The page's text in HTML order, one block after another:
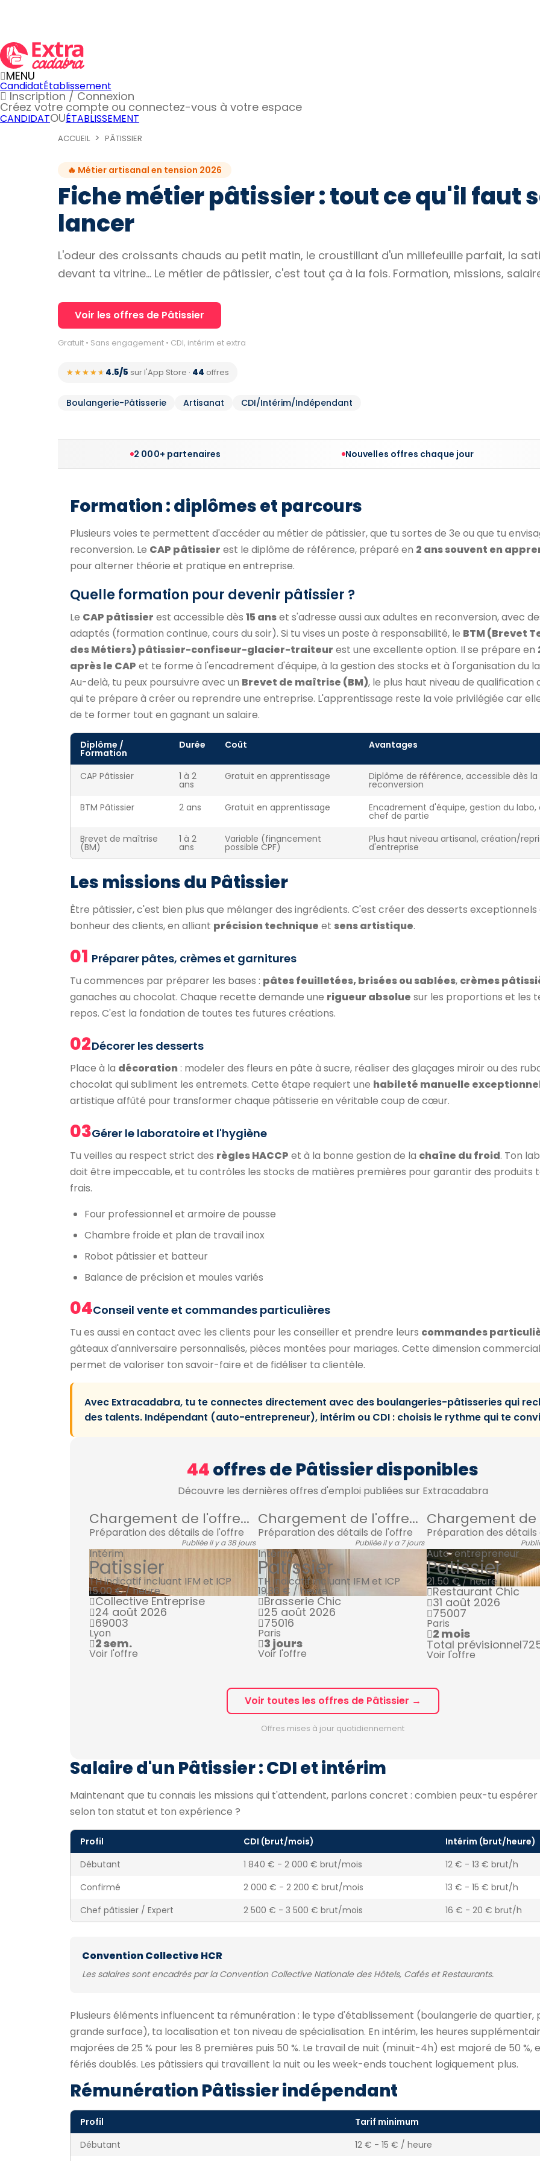
MENU
CandidatÉtablissement
Inscription / Connexion
Créez votre compte ou connectez-vous à votre espace
CANDIDATOUÉTABLISSEMENT
ACCUEIL PÂTISSIER
🔥 Métier artisanal en tension 2026
Fiche métier pâtissier : tout ce qu'il faut
lancer
L'odeur des croissants chauds au petit matin, le croustillant d'un millefeuille parfait, la
devant ta vitrine… Le métier de pâtissier, c'est tout ça à la fois. Formation, missions,
Voir les offres de Pâtissier
Gratuit • Sans engagement • CDI, intérim et extra
★★★★★
★★★★★ 4.5/5 sur l'App Store · 44 offres
Boulangerie-Pâtisserie Artisanat CDI/Intérim/Indépendant
2 000+ partenaires Nouvelles offres chaque jour
Formation : diplômes et parcours
Plusieurs voies te permettent d'accéder au métier de pâtissier, que tu sortes de 3e ou que tu
reconversion. Le CAP pâtissier est le diplôme de référence, préparé en 2 ans souvent en
pour alterner théorie et pratique en entreprise.
Quelle formation pour devenir pâtissier ?
Le CAP pâtissier est accessible dès 15 anset s'adresse aussi aux adultes en reconversion, avec
adaptés (formation continue, cours du soir). Si tu vises un poste à responsabilité, le BTM (Brevet
des Métiers) pâtissier-confiseur-glacier-traiteur est une excellente option. Il se prépare en
après le CAP et te forme à l'encadrement d'équipe, à la gestion des stocks et à l'organisation du
Au-delà, tu peux poursuivre avec un Brevet de maîtrise (BM), le plus haut niveau de qualification
qui te prépare à créer ou reprendre une entreprise. L'apprentissage reste la voie privilégiée car
de te former tout en gagnant un salaire.
Diplôme /
Formation
Durée Coût Avantages
CAP Pâtissier 1 à 2
ans
Gratuit en apprentissage Diplôme de référence, accessible dès la
reconversion
BTM Pâtissier
2 ans Gratuit en apprentissage Encadrement d'équipe, gestion du labo,
chef de partie
Brevet de maîtrise
(BM)
1 à 2
ans
Variable (financement
possible CPF)
Plus haut niveau artisanal, création/
d'entreprise
Les missions du Pâtissier
Être pâtissier, c'est bien plus que mélanger des ingrédients. C'est créer des desserts exceptionnels
bonheur des clients, en alliant précision technique et sens artistique.
01 Préparer pâtes, crèmes et garnitures
Tu commences par préparer les bases : pâtes feuilletées, brisées ou sablées, crèmes
ganaches au chocolat. Chaque recette demande une rigueur absolue sur les proportions et les
repos. C'est la fondation de toutes tes futures créations.
02Décorer les desserts
Place à la décoration : modeler des fleurs en pâte à sucre, réaliser des glaçages miroir ou des
chocolat qui subliment les entremets. Cette étape requiert une habileté manuelle
artistique affûté pour transformer chaque pâtisserie en véritable coup de cœur.
03Gérer le laboratoire et l'hygiène
Tu veilles au respect strict des règles HACCP et à la bonne gestion de la chaîne du froid. Ton
doit être impeccable, et tu contrôles les stocks de matières premières pour garantir des produits
frais.
Four professionnel et armoire de pousse
Chambre froide et plan de travail inox
Robot pâtissier et batteur
Balance de précision et moules variés
04Conseil vente et commandes particulières
Tu es aussi en contact avec les clients pour les conseiller et prendre leurs commandes
gâteaux d'anniversaire personnalisés, pièces montées pour mariages. Cette dimension
permet de valoriser ton savoir-faire et de fidéliser ta clientèle.
Avec Extracadabra, tu te connectes directement avec des boulangeries-pâtisseries qui
des talents. Indépendant (auto-entrepreneur), intérim ou CDI : choisis le rythme qui te
44offres de Pâtissier disponibles
Découvre les dernières offres d'emploi publiées sur Extracadabra
Chargement de l'offre...
Préparation des détails de l'offre
Publiée il y a 38 jours
Intérim
Patissier
TH indicatif incluant IFM et ICP
15.00 € / heure
Collective Entreprise
24 août 2026
69003
Lyon
2 sem.
Voir l'offre
Chargement de l'offre...
Préparation des détails de l'offre
Publiée il y a 7 jours
Intérim
Patissier
TH indicatif incluant IFM et ICP
19.36 € / heure
Brasserie Chic
25 août 2026
75016
Paris
3 jours
Voir l'offre
Chargement de
Préparation des détails
Auto-entrepreneur
Patissier
21.50 € / heure
Restaurant Chic
31 août 2026
75007
Paris
2 mois
Total prévisionnel
Voir l'offre
Voir toutes les offres de Pâtissier →
Offres mises à jour quotidiennement
Salaire d'un Pâtissier : CDI et intérim
Maintenant que tu connais les missions qui t'attendent, parlons concret : combien peux-tu
selon ton statut et ton expérience ?
Profil CDI (brut/mois)
Intérim (brut/heure)
Débutant
1 840 € - 2 000 € brut/mois
12 € - 13 € brut/h
Confirmé
2 000 € - 2 200 € brut/mois
13 € - 15 € brut/h
Chef pâtissier / Expert
2 500 € - 3 500 € brut/mois 16 € - 20 € brut/h
Convention Collective HCR
Les salaires sont encadrés par la Convention Collective Nationale des Hôtels, Cafés et Restaurants.
Plusieurs éléments influencent ta rémunération : le type d'établissement (boulangerie de quartier,
grande surface), ta localisation et ton niveau de spécialisation. En intérim, les heures
majorées de 25 % pour les 8 premières puis 50 %. Le travail de nuit (minuit-4h) est majoré de 50 %,
fériés doublés. Les pâtissiers qui travaillent la nuit ou les week-ends touchent logiquement plus.
Rémunération Pâtissier indépendant
Profil
Tarif minimum
Débutant
12 € - 15 € / heure